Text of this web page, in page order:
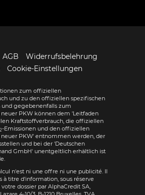
AGB
Widerrufsbelehrung
Cookie-Einstellungen
zum offiziellen
und zu den offiziellen spezifischen
und gegebenenfalls zum
PKW können dem 'Leitfaden
Kraftstoffverbrauch, die offiziellen
2-Emissionen und den offiziellen
PKW' entnommen werden, der
und bei der 'Deutschen
GmbH' unentgeltlich erhältlich ist
n'est ni une offre ni une publicité. Il
à titre d'information, sous réserve
dossier par AlphaCredit SA,